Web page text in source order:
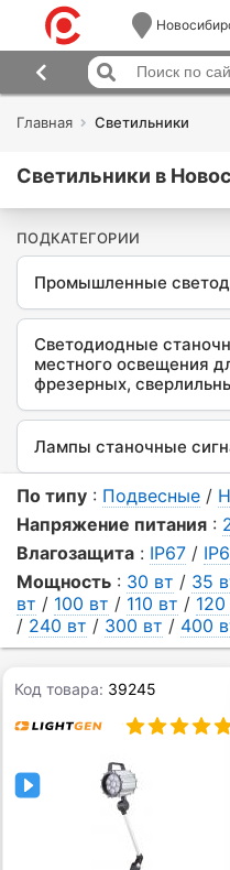
Главная Светильники
Светильники в
ПОДКАТЕГОРИИ
Промышленные
Светодиодные
местного освещения
фрезерных,
Лампы станочные
По типу : Подвесные /
Напряжение питания :
Влагозащита : IP67 /
Мощность : 30 вт / 35
вт / 100 вт / 110 вт / 120
/ 240 вт / 300 вт / 400
Код товара: 39245